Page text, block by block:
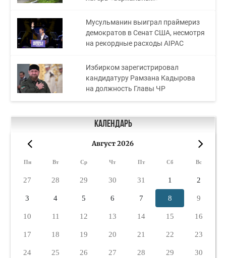
Мусульманин выиграл праймериз
демократов в Сенат США, несмотря
на рекордные расходы AIPAC
Избирком зарегистрировал
кандидатуру Рамзана Кадырова
на должность Главы ЧР
Календарь
Август 2026
Пн Вт Ср Чт Пт Сб Вс
27 28 29 30 31 1 2
3 4 5 6 7 8 9
10 11 12 13 14 15 16
17 18 19 20 21 22 23
24 25 26 27 28 29 30